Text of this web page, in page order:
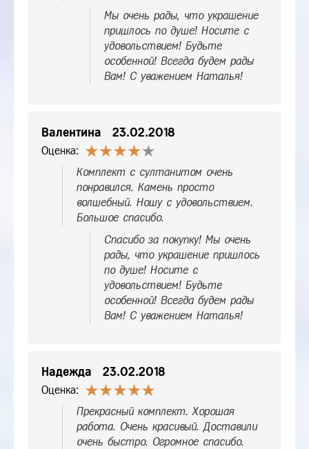
Мы очень рады, что украшение
пришлось по душе! Носите с
удовольствием! Будьте
особенной! Всегда будем рады
Вам! С уважением Наталья!
Валентина 23.02.2018
Оценка:
Комплект с султанитом очень
понравился. Камень просто
волшебный. Ношу с удовольствием.
Большое спасибо.
Спасибо за покупку! Мы очень
рады, что украшение пришлось
по душе! Носите с
удовольствием! Будьте
особенной! Всегда будем рады
Вам! С уважением Наталья!
Надежда 23.02.2018
Оценка:
Прекрасный комплект. Хорошая
работа. Очень красивый. Доставили
очень быстро. Огромное спасибо.